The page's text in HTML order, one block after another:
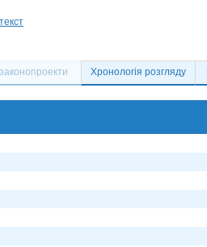
Хронологія розгляду